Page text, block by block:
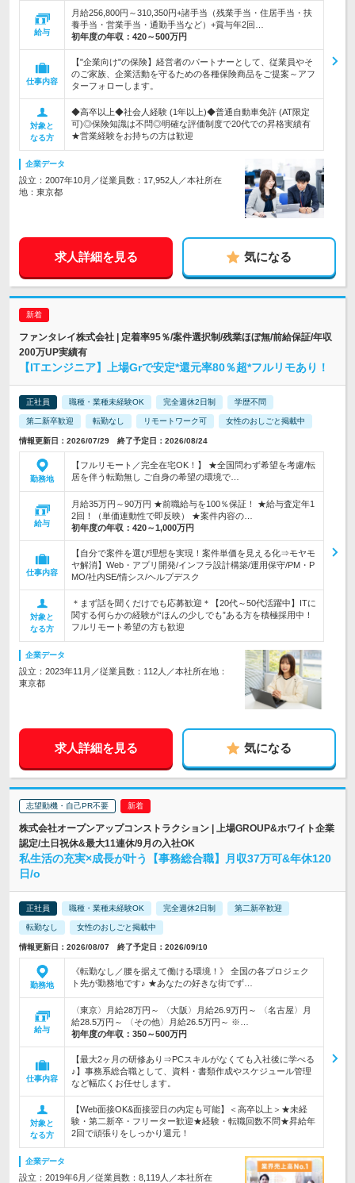
給与
月給256,800円～310,350円+諸手当（残業手当・住居手当・扶
養手当・営業手当・通勤手当など）+賞与年2回…
初年度の年収： 420～500万円
仕事内容
【"企業向け"の保険】経営者のパートナーとして、従業員やそ
のご家族、企業活動を守るための各種保険商品をご提案～アフ
ターフォローします。
対象と
なる方
◆高卒以上◆社会人経験 (1年以上)◆普通自動車免許 (AT限定
可)◎保険知識は不問◎明確な評価制度で20代での昇格実績有
★営業経験をお持ちの方は歓迎
企業データ
設立：2007年10月／従業員数：17,952人／本社所在
地：東京都
求人詳細を見る 気になる
ファンタレイ株式会社 | 定着率95％/案件選択制/残業ほぼ無/前給保証/年収
200万UP実績有
【ITエンジニア】上場Grで安定*還元率80％超*フルリモあり！
正社員 職種・業種未経験OK 完全週休2日制 学歴不問
第二新卒歓迎 転勤なし リモートワーク可 女性のおしごと掲載中
情報更新日：2026/07/29 終了予定日：2026/08/24
勤務地
【フルリモート／完全在宅OK！】 ★全国問わず希望を考慮/転
居を伴う転勤無し ご自身の希望の環境で…
給与
月給35万円～90万円 ★前職給与を100％保証！ ★給与査定年1
2回！（単価連動性で即反映） ★案件内容の…
初年度の年収： 420～1,000万円
仕事内容
【自分で案件を選び理想を実現！案件単価を見える化⇒モヤモ
ヤ解消】Web・アプリ開発/インフラ設計構築/運用保守/PM・P
MO/社内SE/情シス/ヘルプデスク
対象と
なる方
＊まず話を聞くだけでも応募歓迎＊【20代～50代活躍中】ITに
関する何らかの経験が“ほんの少しでも”ある方を積極採用中！
フルリモート希望の方も歓迎
企業データ
設立：2023年11月／従業員数：112人／本社所在地：
東京都
求人詳細を見る 気になる
志望動機・自己PR不要
株式会社オープンアップコンストラクション | 上場GROUP&ホワイト企業
認定/土日祝休&最大11連休/9月の入社OK
私生活の充実×成長が叶う【事務総合職】月収37万可&年休120
日/o
正社員 職種・業種未経験OK 完全週休2日制 第二新卒歓迎
転勤なし 女性のおしごと掲載中
情報更新日：2026/08/07 終了予定日：2026/09/10
勤務地
《転勤なし／腰を据えて働ける環境！》 全国の各プロジェク
ト先が勤務地です♪ ★あなたの好きな街でず…
給与
〈東京〉月給28万円～ 〈大阪〉月給26.9万円～ 〈名古屋〉月
給28.5万円～ 〈その他〉月給26.5万円～ ※…
初年度の年収： 350～500万円
仕事内容
【最大2ヶ月の研修あり⇒PCスキルがなくても入社後に学べる
♪】事務系総合職として、資料・書類作成やスケジュール管理
など幅広くお任せします。
対象と
なる方
【Web面接OK&面接翌日の内定も可能】＜高卒以上＞★未経
験・第二新卒・フリーター歓迎★経験・転職回数不問★昇給年
2回で頑張りをしっかり還元！
企業データ
設立：2019年6月／従業員数：8,119人／本社所在